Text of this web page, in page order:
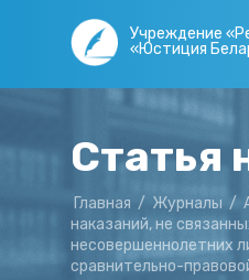
Учреждение
«Юстиция
Статья
Главная / Журналы /
наказаний, не
несовершеннолетних
сравнительно-